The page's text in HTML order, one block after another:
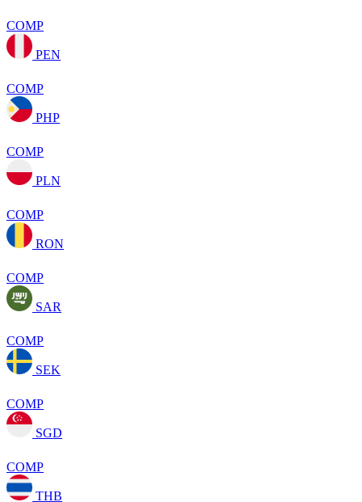
COMP
PEN
COMP
PHP
COMP
PLN
COMP
RON
COMP
SAR
COMP
SEK
COMP
SGD
COMP
THB